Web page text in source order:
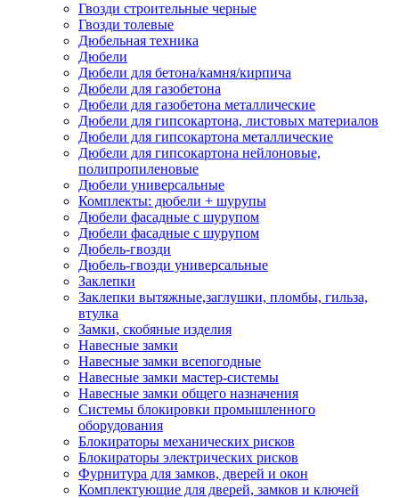
Гвозди строительные черные
Гвозди толевые
Дюбельная техника
Дюбели
Дюбели для бетона/камня/кирпича
Дюбели для газобетона
Дюбели для газобетона металлические
Дюбели для гипсокартона, листовых материалов
Дюбели для гипсокартона металлические
Дюбели для гипсокартона нейлоновые,
полипропиленовые
Дюбели универсальные
Комплекты: дюбели + шурупы
Дюбели фасадные с шурупом
Дюбели фасадные с шурупом
Дюбель-гвозди
Дюбель-гвозди универсальные
Заклепки
Заклепки вытяжные,заглушки, пломбы, гильза,
втулка
Замки, скобяные изделия
Навесные замки
Навесные замки всепогодные
Навесные замки мастер-системы
Навесные замки общего назначения
Системы блокировки промышленного
оборудования
Блокираторы механических рисков
Блокираторы электрических рисков
Фурнитура для замков, дверей и окон
Комплектующие для дверей, замков и ключей